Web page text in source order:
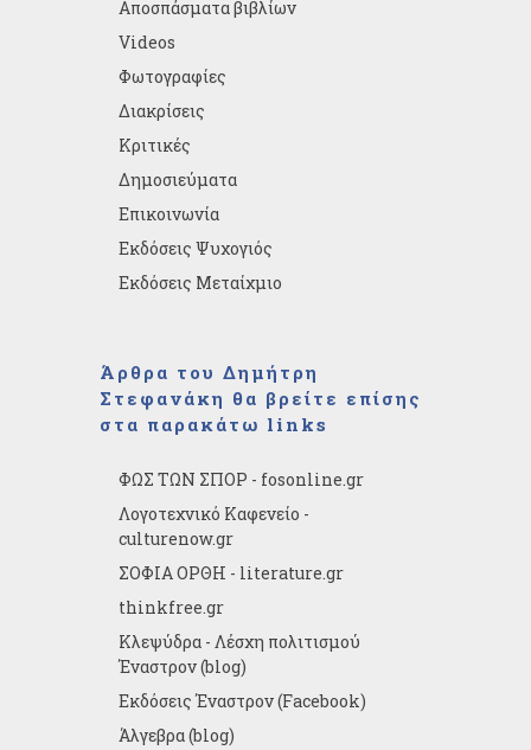
Αποσπάσματα βιβλίων
Videos
Φωτογραφίες
Διακρίσεις
Κριτικές
Δημοσιεύματα
Επικοινωνία
Εκδόσεις Ψυχογιός
Εκδόσεις Μεταίχμιο
Άρθρα του Δημήτρη
Στεφανάκη θα βρείτε επίσης
στα παρακάτω links
ΦΩΣ ΤΩΝ ΣΠΟΡ - fosonline.gr
Λογοτεχνικό Καφενείο -
culturenow.gr
ΣΟΦΙΑ ΟΡΘΗ - literature.gr
thinkfree.gr
Κλεψύδρα - Λέσχη πολιτισμού
Έναστρον (blog)
Εκδόσεις Έναστρον (Facebook)
Άλγεβρα (blog)